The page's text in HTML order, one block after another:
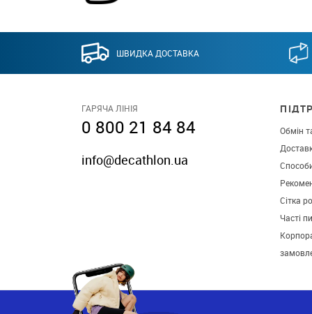
ШВИДКА ДОСТАВКА
ГАРЯЧА ЛІНІЯ
0 800 21 84 84
info@decathlon.ua
Обмін
Сітка
Часті